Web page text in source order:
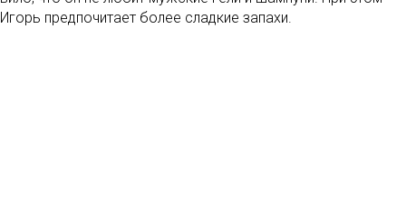
предпочитает более сладкие запахи.